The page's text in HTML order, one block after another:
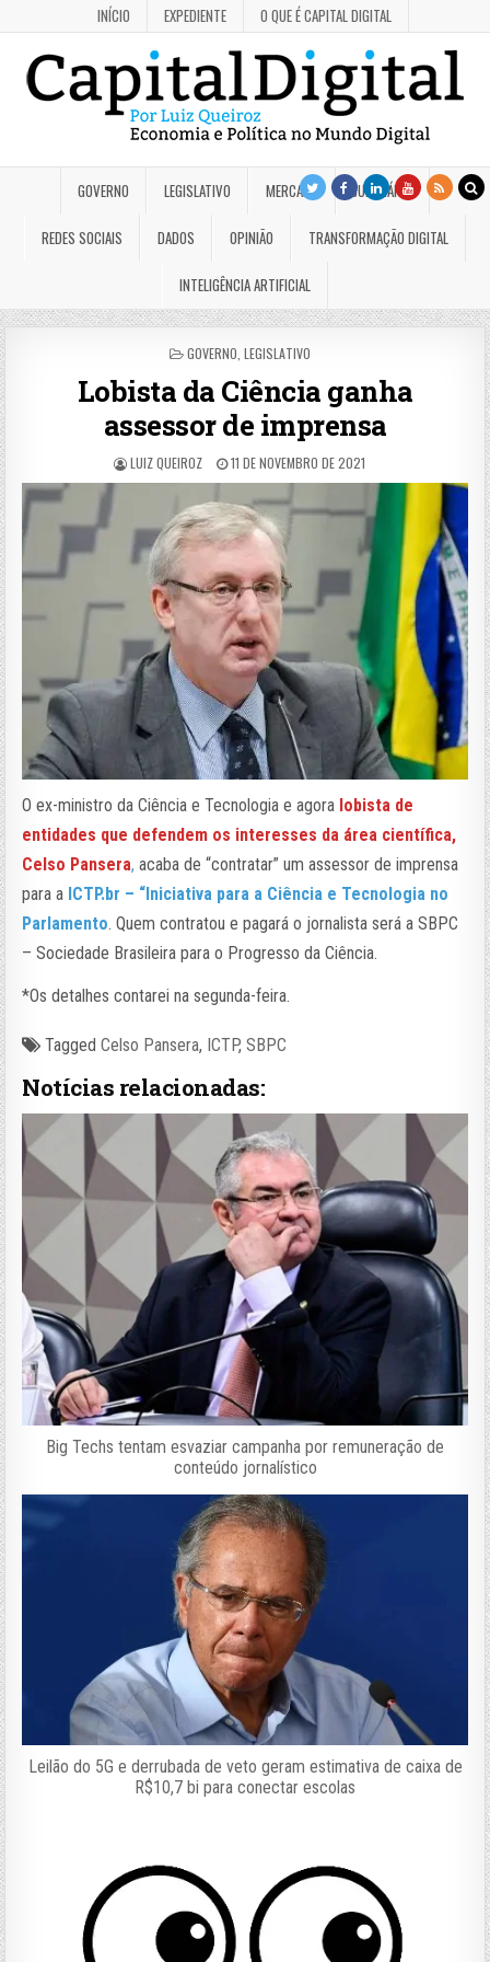
INÍCIO EXPEDIENTE O QUE É CAPITAL DIGITAL
GOVERNO LEGISLATIVO MERCADO JUDICIÁRIO
REDES SOCIAIS DADOS OPINIÃO TRANSFORMAÇÃO DIGITAL
INTELIGÊNCIA ARTIFICIAL
POSTED
GOVERNO LEGISLATIVO
Lobista da Ciência ganha
assessor de imprensa
LUIZ QUEIROZ 11 DE NOVEMBRO DE 2021
O ex-ministro da Ciência e Tecnologia e agora lobista de
entidades que defendem os interesses da área científica,
Celso Pansera, acaba de “contratar” um assessor de imprensa
para a ICTP.br – “Iniciativa para a Ciência e Tecnologia no
Parlamento. Quem contratou e pagará o jornalista será a SBPC
– Sociedade Brasileira para o Progresso da Ciência.
*Os detalhes contarei na segunda-feira.
TaggedCelso Pansera, ICTP,SBPC
Notícias relacionadas:
Big Techs tentam esvaziar campanha por remuneração de
conteúdo jornalístico
Leilão do 5G e derrubada de veto geram estimativa de caixa de
R$10,7 bi para conectar escolas